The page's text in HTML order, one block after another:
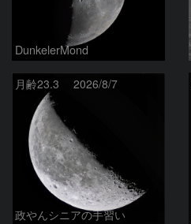
DunkelerMond
月齢23.3 2026/8/7
政やんシニアの手習い